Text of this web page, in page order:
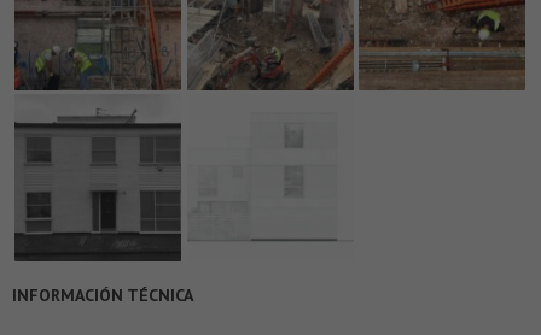
INFORMACIÓN TÉCNICA